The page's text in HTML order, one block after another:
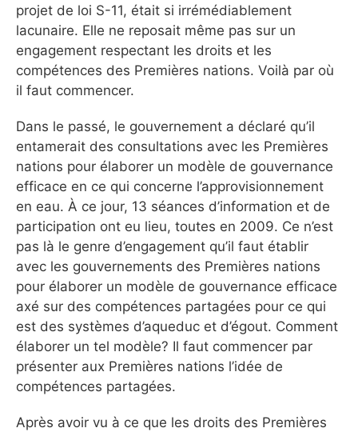
projet de loi S-11, était si irrémédiablement
lacunaire. Elle ne reposait même pas sur un
engagement respectant les droits et les
compétences des Premières nations. Voilà par où
il faut commencer.
Dans le passé, le gouvernement a déclaré qu’il
entamerait des consultations avec les Premières
nations pour élaborer un modèle de gouvernance
efficace en ce qui concerne l’approvisionnement
en eau. À ce jour, 13 séances d’information et de
participation ont eu lieu, toutes en 2009. Ce n’est
pas là le genre d’engagement qu’il faut établir
avec les gouvernements des Premières nations
pour élaborer un modèle de gouvernance efficace
axé sur des compétences partagées pour ce qui
est des systèmes d’aqueduc et d’égout. Comment
élaborer un tel modèle? Il faut commencer par
présenter aux Premières nations l’idée de
compétences partagées.
Après avoir vu à ce que les droits des Premières